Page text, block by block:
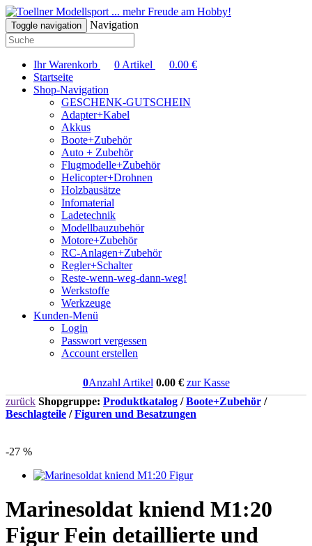
... mehr Freude am Hobby!
Toggle navigation Navigation
Ihr Warenkorb 0 Artikel 0.00 €
Startseite
Shop-Navigation
GESCHENK-GUTSCHEIN
Adapter+Kabel
Akkus
Boote+Zubehör
Auto + Zubehör
Flugmodelle+Zubehör
Helicopter+Drohnen
Holzbausätze
Infomaterial
Ladetechnik
Modellbauzubehör
Motore+Zubehör
RC-Anlagen+Zubehör
Regler+Schalter
Reste-wenn-weg-dann-weg!
Werkstoffe
Werkzeuge
Kunden-Menü
Login
Passwort vergessen
Account erstellen
0Anzahl Artikel 0.00€ zur Kasse
zurück Shopgruppe: Produktkatalog /Boote+Zubehör /
Beschlagteile /Figuren und Besatzungen
-27 %
Marinesoldat kniend M1:20
Figur Fein detaillierte und